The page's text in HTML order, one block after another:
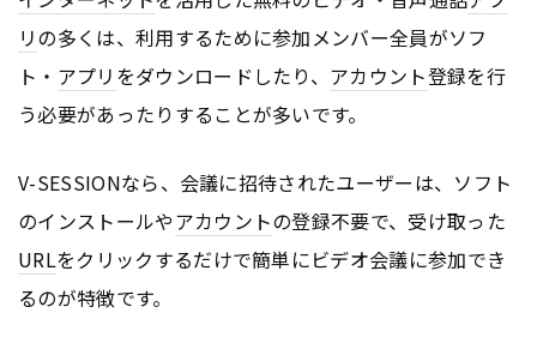
リの多くは、利用するために参加メンバー全員がソフ
ト・ アプリ をダウンロードしたり、 アカウント登録を行
う必要があったりすることが多いです。
V-SESSIONなら、会議に招待されたユーザーは、ソフト
のインストールやアカウントの登録不要で、受け取った
URLをクリックするだけで簡単にビデオ会議に参加でき
るのが特徴です。